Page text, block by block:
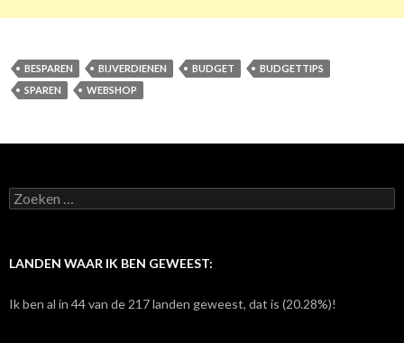
BESPAREN BIJVERDIENEN BUDGET
BUDGETTIPS
SPAREN
WEBSHOP
Z
o
e
a
LANDEN WAAR IK BEN GEWEEST:
Ik ben al in 44 van de 217 landen geweest, dat is (20.28%)!